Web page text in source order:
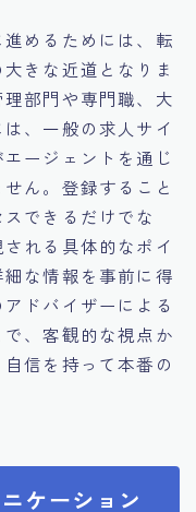
めるためには、転
きな近道となりま
部門や専門職、大
、一般の求人サイ
ージェントを通じ
ん。登録すること
できるだけでな
れる具体的なポイ
な情報を事前に得
ドバイザーによる
、客観的な視点か
信を持って本番の
ケーション